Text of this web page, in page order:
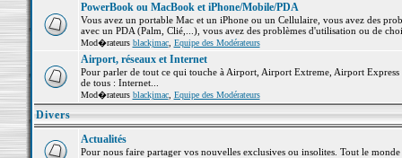
PowerBook ou MacBook et iPhone/Mobile/PDA
Vous avez un portable Mac et un iPhone ou un Cellulaire, vous avez des
avec un PDA (Palm, Clié,...), vous avez des problèmes d'utilisation ou de
Mod�rateurs blackjmac, Equipe des Modérateurs
Airport, réseaux et Internet
Pour parler de tout ce qui touche à Airport, Airport Extreme, Airport
de tous : Internet...
Mod�rateurs blackjmac, Equipe des Modérateurs
Divers
Actualités
Pour nous faire partager vos nouvelles exclusives ou insolites. Tout le